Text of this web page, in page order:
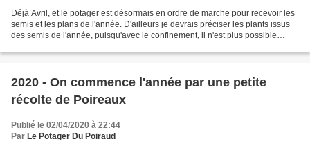
Déjà Avril, et le potager est désormais en ordre de marche pour recevoir les
semis et les plans de l'année. D'ailleurs je devrais préciser les plants issus
des semis de l'année, puisqu'avec le confinement, il n'est plus possible
2020 - On commence l'année par une petite
récolte de Poireaux
Publié le 02/04/2020 à 22:44
Par Le Potager Du Poiraud